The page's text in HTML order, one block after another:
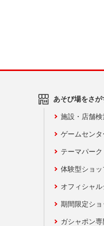
あそび場をさが
施設・店舗検
ゲームセンタ
テーマパー
体験型ショッ
オフィシャ
期間限定シ
ガシャポン